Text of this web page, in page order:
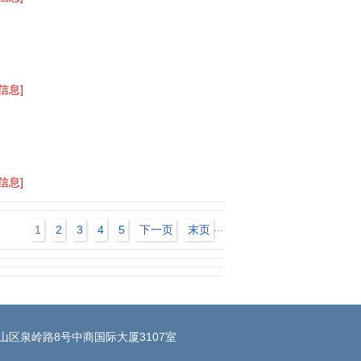
息]
息]
1 2 3 4 5 下一页 末页
区泉岭路8号中商国际大厦3107室